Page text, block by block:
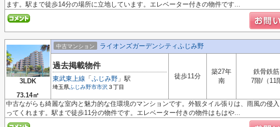
ます。駅まで徒歩14分の場所に立地しています。エレベーター付きの物件です...
3LDK
73.14㎡
中古マンション ライオンズガーデンシティふじみ野
過去掲載物件
東武東上線 「 ふじみ野 」駅
埼玉県ふじみ野市市沢 ３丁目
徒歩11分
築27年
南
鉄骨鉄
7階/（11
中古ながらも綺麗な室内と魅力的な住環境のマンションです。外観タイル張りは、雨風の侵
ってくれます。駅まで徒歩11分の物件です。エレベーター付きの物件はもはや...